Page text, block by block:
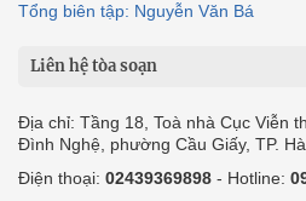
Tổng biên tập: Nguyễn Văn Bá
Liên hệ tòa soạn
Địa chỉ: Tầng 18, Toà nhà Cục Viễn
Đình Nghệ, phường Cầu Giấy, TP.
Điện thoại: 02439369898 - Hotline: